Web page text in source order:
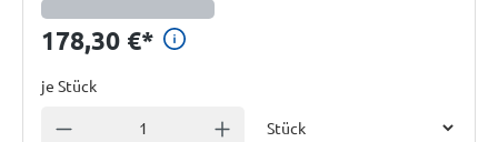
178,30 €* Preisinformationen
je Stück
Anzahl verringern Anzahl erhöhen